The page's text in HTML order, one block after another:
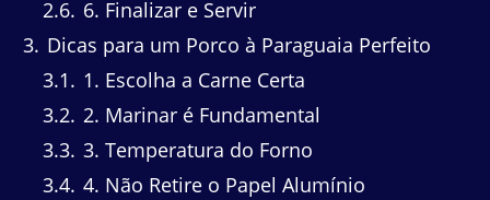
2.6 6. Finalizar e Servir
3 Dicas para um Porco à Paraguaia Perfeito
3.1
1. Escolha a Carne Certa
3.2 2. Marinar é Fundamental
3.3 3. Temperatura do Forno
3.4 4. Não Retire o Papel Alumínio